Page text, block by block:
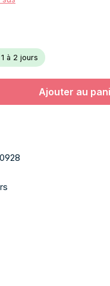
à 2 jours
quantité souhaitée ou
Ajouter au